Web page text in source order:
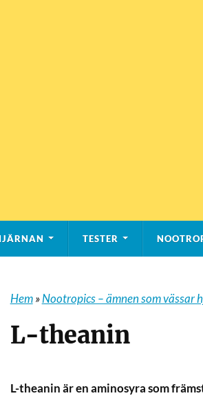
TESTER
Hem » Nootropics – ämnen som vässar
L-theanin
L-theanin är en aminosyra som